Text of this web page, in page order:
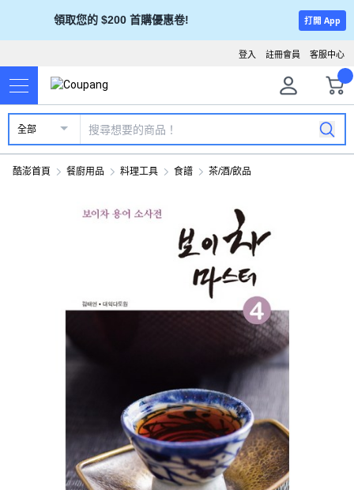
領取您的 $200 首購優惠卷! 打開 App
客服中心
註冊會員
登入
全部
酷澎首頁 餐廚用品 料理工具 食譜 茶/酒/飲品